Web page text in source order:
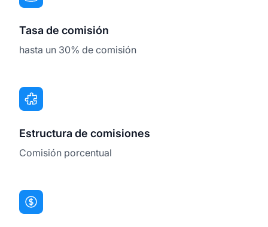
Tasa de comisión
hasta un 30% de comisión
Estructura de comisiones
Comisión porcentual